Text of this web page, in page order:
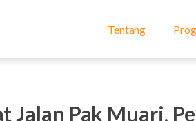
Tentang
Jalan Pak Muari,